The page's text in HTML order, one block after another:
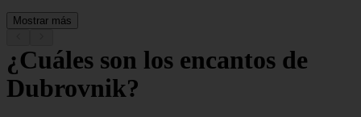
Mostrar más
¿Cuáles son los encantos de
Dubrovnik?